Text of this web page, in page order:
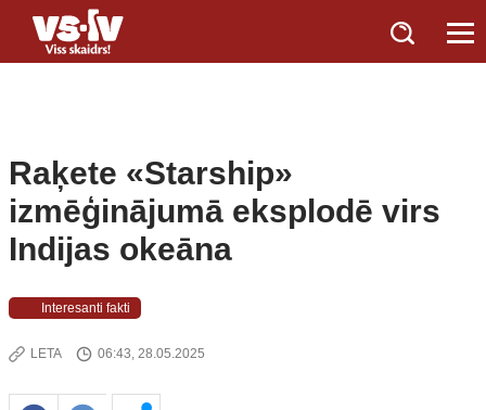
Raķete «Starship»
izmēģinājumā eksplodē virs
Indijas okeāna
Interesanti fakti
LETA 06:43, 28.05.2025